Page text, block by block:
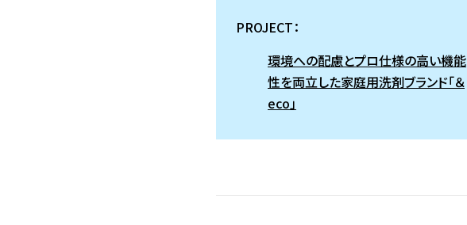
PROJECT：
環境への配慮とプロ仕様の高い機能
性を両立した家庭用洗剤ブランド「＆
eco」